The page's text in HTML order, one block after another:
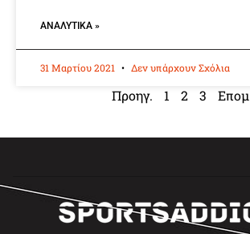
ΑΝΑΛΥΤΙΚΆ »
31 Μαρτίου 2021 Δεν υπάρχουν Σχόλια
Προηγ. 1 2 3 Επομ